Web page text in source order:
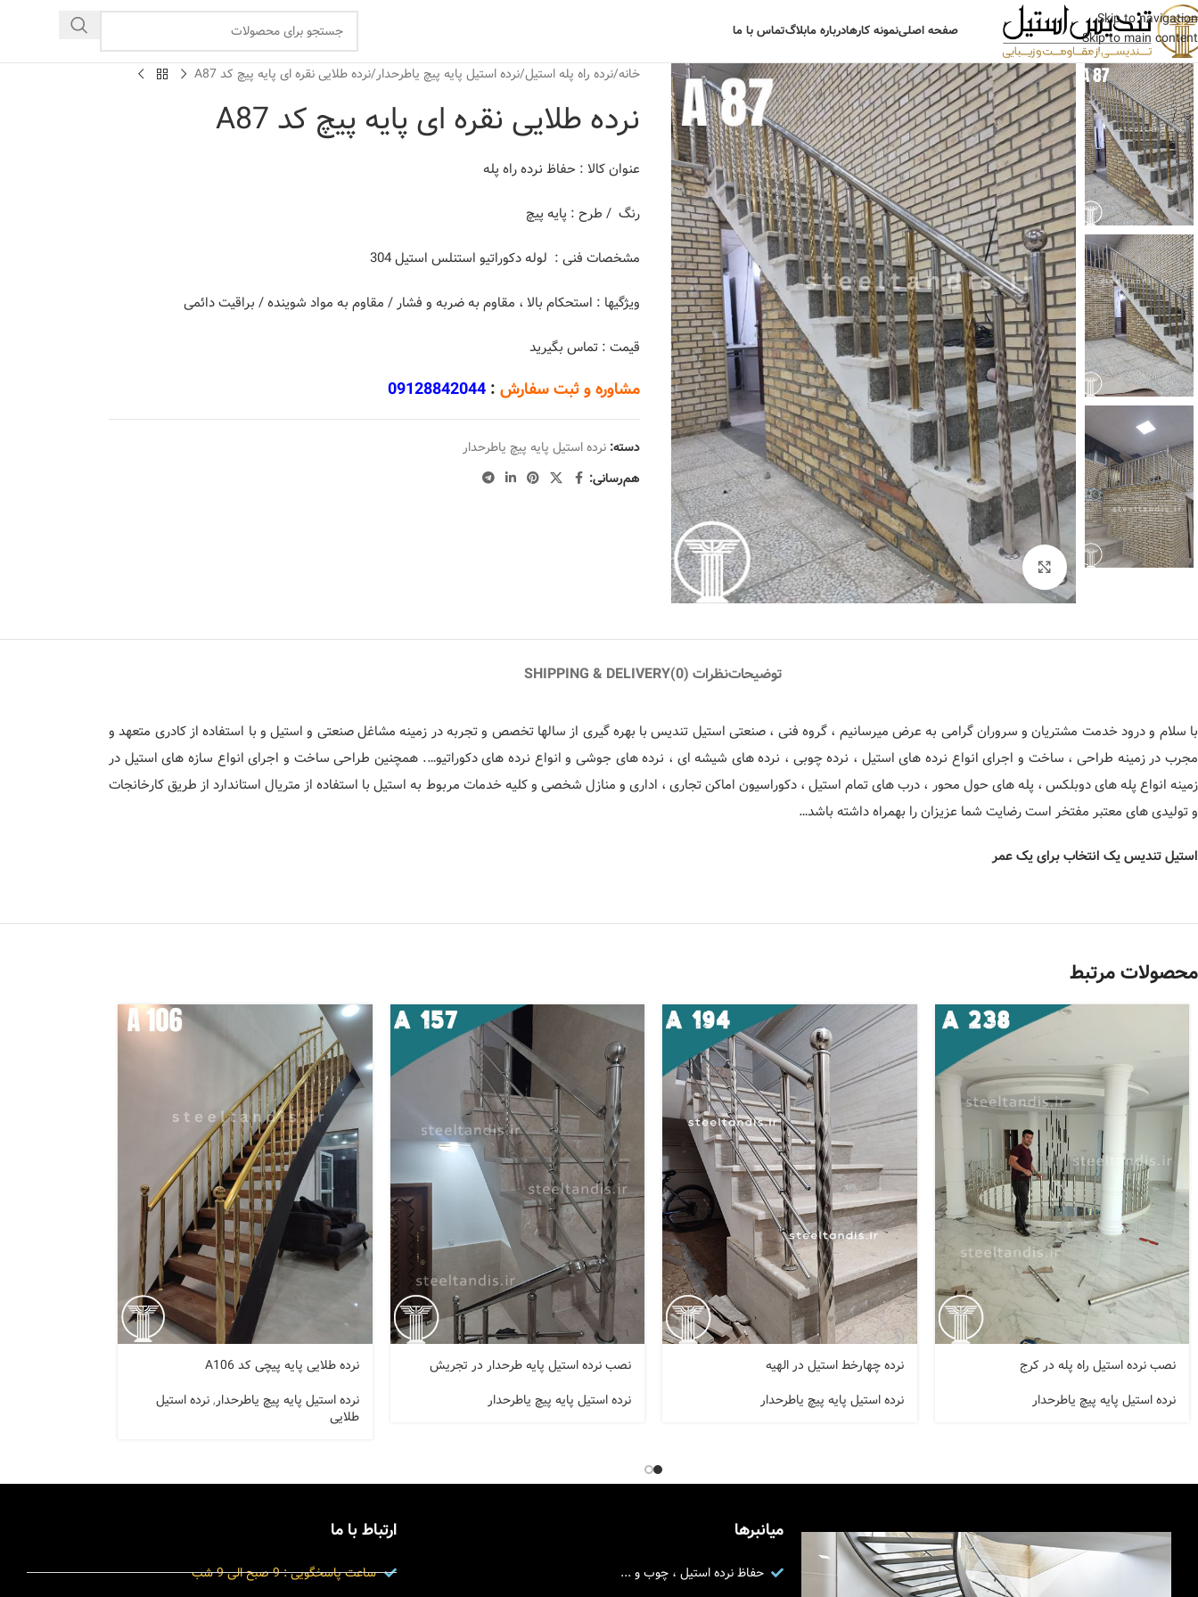
Skip to navigation
Skip to main content
صفحه اصلینمونه کارهادرباره مابلاگتماس با ما
برای بزرگنمایی کلیک کنید
خانه نرده راه پله استیل نرده استیل پایه پیچ یاطرحدار نرده طلایی نقره ای پایه پیچ کد A87
نرده طلایی نقره ای پایه پیچ کد A87
عنوان کالا : حفاظ نرده راه پله
رنگ / طرح : پایه پیچ
مشخصات فنی : لوله دکوراتیو استنلس استیل 304
ویژگیها : استحکام بالا ، مقاوم به ضربه و فشار / مقاوم به مواد شوینده / براقیت دائمی
قیمت : تماس بگیرید
مشاوره و ثبت سفارش:
09128842044
دسته: نرده استیل پایه پیچ یاطرحدار
هم‌رسانی:
توضیحاتنظرات (0) SHIPPING & DELIVERY
با سلام و درود خدمت مشتریان و سروران گرامی به عرض میرسانیم ، گروه فنی ، صنعتی استیل تندیس با بهره گیری از سالها تخصص و تجربه در زمینه مشاغل صنعتی و استیل و با استفاده از کادری متعهد و
مجرب در زمینه طراحی ، ساخت و اجرای انواع نرده های استیل ، نرده چوبی ، نرده های شیشه ای ، نرده های جوشی و انواع نرده های دکوراتیو…. همچنین طراحی ساخت و اجرای انواع سازه های استیل در
زمینه انواع پله های دوبلکس ، پله های حول محور ، درب های تمام استیل ، دکوراسیون اماکن تجاری ، اداری و منازل شخصی و کلیه خدمات مربوط به استیل با استفاده از متریال استاندارد از طریق کارخانجات
و تولیدی های معتبر مفتخر است رضایت شما عزیزان را بهمراه داشته باشد…
استیل تندیس یک انتخاب برای یک عمر
محصولات مرتبط
نصب نرده استیل راه پله در کرج
نرده استیل پایه پیچ یاطرحدار
نرده چهارخط استیل در الهیه
نرده استیل پایه پیچ یاطرحدار
نصب نرده استیل پایه طرحدار در تجریش
نرده استیل پایه پیچ یاطرحدار
نرده طلایی پایه پیچی کد A106
نرده استیل پایه پیچ یاطرحدار, نرده استیل
طلایی
میانبرها
حفاظ نرده استیل ، چوب و ...
ارتباط با ما
ساعت پاسخگویی : 9 صبح الی 9 شب